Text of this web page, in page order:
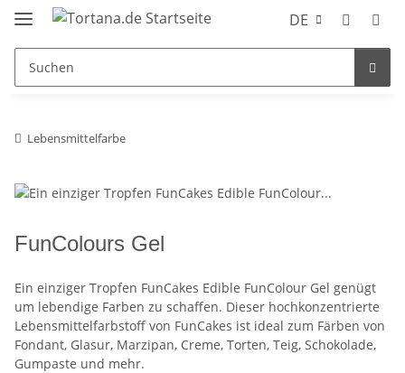
DE
Lebensmittelfarbe
FunColours Gel
Ein einziger Tropfen FunCakes Edible FunColour Gel genügt
um lebendige Farben zu schaffen. Dieser hochkonzentrierte
Lebensmittelfarbstoff von FunCakes ist ideal zum Färben von
Fondant, Glasur, Marzipan, Creme, Torten, Teig, Schokolade,
Gumpaste und mehr.